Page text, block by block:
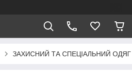
ЗАХИСНИЙ ТА СПЕЦІАЛЬНИЙ ОДЯГ